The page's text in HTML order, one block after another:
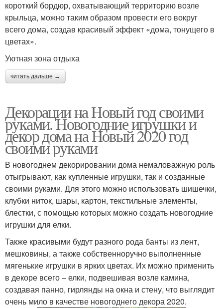
короткий бордюр, охватывающий территорию возле
крыльца, можно таким образом провести его вокруг
всего дома, создав красивый эффект «дома, тонущего в
цветах».
Уютная зона отдыха
читать дальше →
Декорации на Новый год своими
руками. Новогодние игрушки и
декор дома на Новый 2020 год
своими руками
В новогоднем декорировании дома немаловажную роль
отыгрывают, как купленные игрушки, так и созданные
своими руками. Для этого можно использовать шишечки,
клубки ниток, шары, картон, текстильные элементы,
блестки, с помощью которых можно создать новогодние
игрушки для елки.
Также красивыми будут разного рода банты из лент,
мешковины, а также собственноручно выполненные
мягенькие игрушки в ярких цветах. Их можно применить
в декоре всего – елки, подвешивая возле камина,
создавая панно, гирлянды на окна и стену, что выглядит
очень мило в качестве новогоднего декора 2020.